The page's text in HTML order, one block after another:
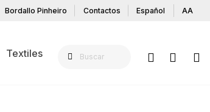
Bordallo Pinheiro Contactos Español AA
Textiles